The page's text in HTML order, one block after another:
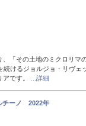
「その土地のミクロリマ
けるジョルジョ・リヴェ
です。
...詳細
チーノ 2022年